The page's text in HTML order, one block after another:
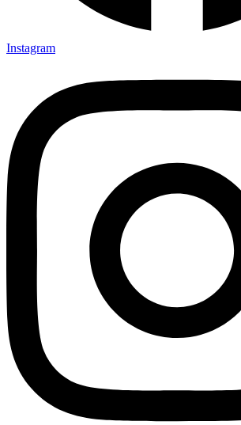
Instagram